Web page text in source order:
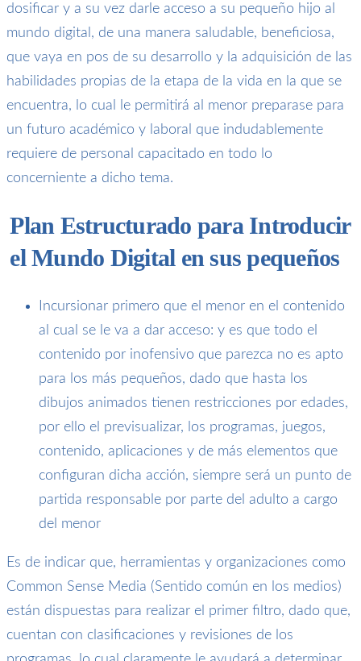
dosificar y a su vez darle acceso a su pequeño hijo al
mundo digital, de una manera saludable, beneficiosa,
que vaya en pos de su desarrollo y la adquisición de las
habilidades propias de la etapa de la vida en la que se
encuentra, lo cual le permitirá al menor preparase para
un futuro académico y laboral que indudablemente
requiere de personal capacitado en todo lo
concerniente a dicho tema.
Plan Estructurado para Introducir
el Mundo Digital en sus pequeños
Incursionar primero que el menor en el contenido
al cual se le va a dar acceso: y es que todo el
contenido por inofensivo que parezca no es apto
para los más pequeños, dado que hasta los
dibujos animados tienen restricciones por edades,
por ello el previsualizar, los programas, juegos,
contenido, aplicaciones y de más elementos que
configuran dicha acción, siempre será un punto de
partida responsable por parte del adulto a cargo
del menor
Es de indicar que, herramientas y organizaciones como
Common Sense Media (Sentido común en los medios)
están dispuestas para realizar el primer filtro, dado que,
cuentan con clasificaciones y revisiones de los